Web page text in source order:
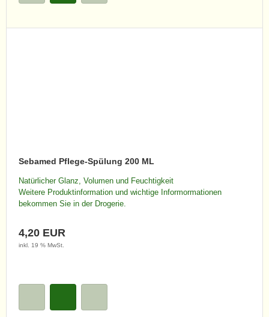
Sebamed Pflege-Spülung 200 ML
Natürlicher Glanz, Volumen und Feuchtigkeit
Weitere Produktinformation und wichtige Informormationen
bekommen Sie in der Drogerie.
4,20 EUR
inkl. 19 % MwSt.